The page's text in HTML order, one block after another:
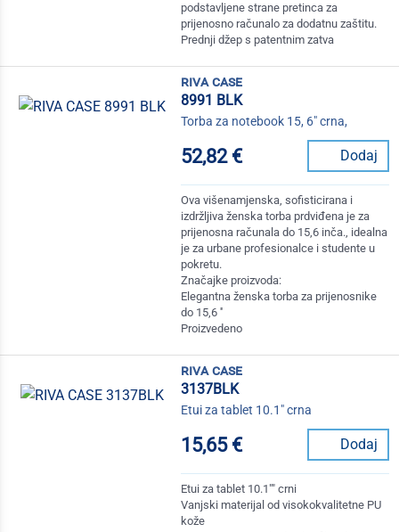
podstavljene strane pretinca za
prijenosno računalo za dodatnu zaštitu.
Prednji džep s patentnim zatva
riva case
8991 BLK
Torba za notebook 15, 6" crna,
52,82 € Dodaj
Ova višenamjenska, sofisticirana i
izdržljiva ženska torba prdviđena je za
prijenosna računala do 15,6 inča., idealna
je za urbane profesionalce i studente u
pokretu.
Značajke proizvoda:
Elegantna ženska torba za prijenosnike
do 15,6 ''
Proizvedeno
riva case
3137BLK
Etui za tablet 10.1" crna
15,65 € Dodaj
Etui za tablet 10.1"" crni
Vanjski materijal od visokokvalitetne PU
kože